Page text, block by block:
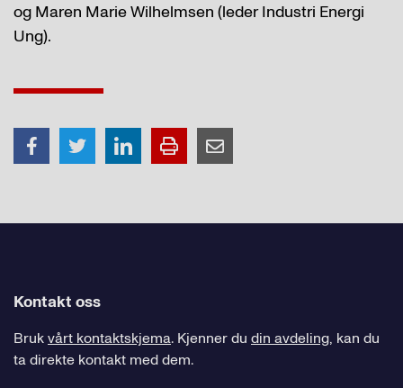
og Maren Marie Wilhelmsen (leder Industri Energi
Ung).
Kontakt oss
Brukvårt kontaktskjema. Kjenner du din avdeling, kan du
ta direkte kontakt med dem.